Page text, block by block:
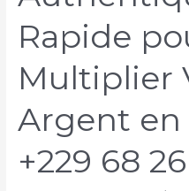
Rapide
Multiplier
Argent en
+229 68